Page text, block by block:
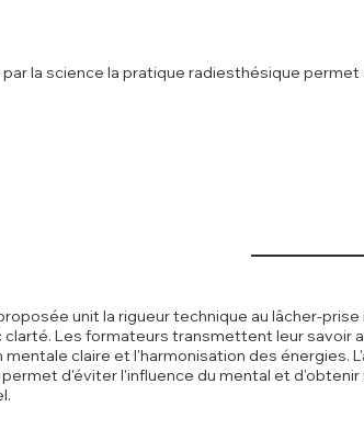
la science la pratique radiesthésique
unit la rigueur technique au lâcher-
clarté. Les formateurs transmettent leur
claire et l'harmonisation des énergies.
d'éviter l'influence du mental et